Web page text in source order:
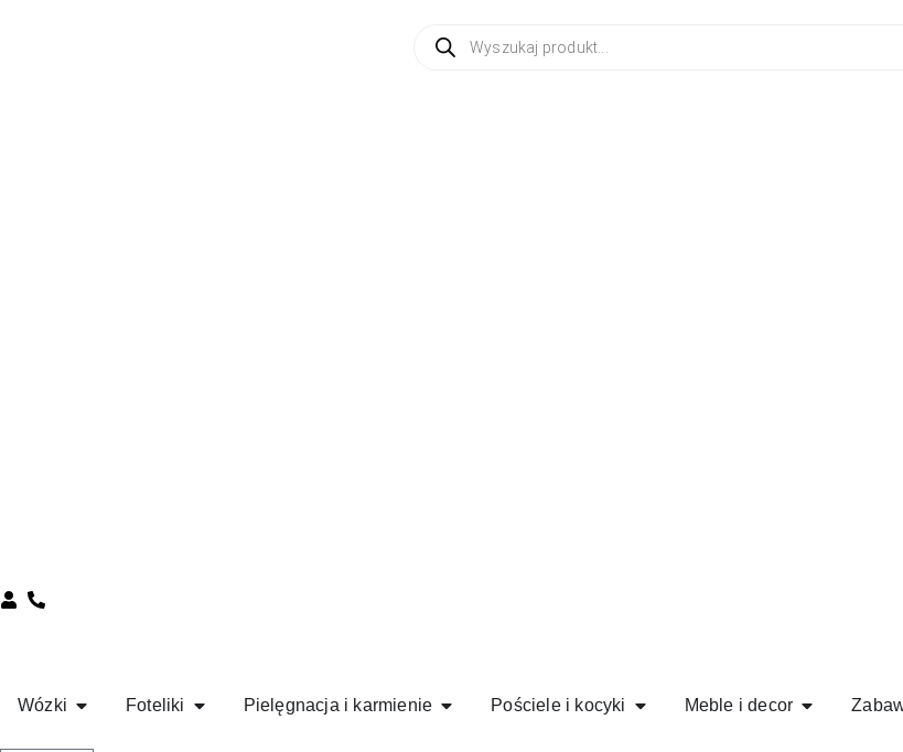
Wózki Foteliki Pielęgnacja i karmienie Pościele i kocyki Meble i decor